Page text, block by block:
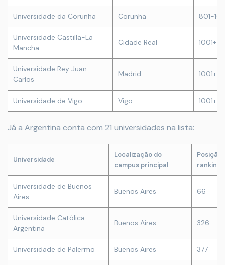
Universidade da Corunha Corunha 801-
Universidade Castilla-La
Mancha
Cidade Real 1001+
Universidade Rey Juan
Carlos
Madrid 1001+
Universidade de Vigo Vigo 1001+
Já a Argentina conta com 21 universidades na lista:
Universidade
Localização do
campus principal
Posição
ranking
Universidade de Buenos
Aires
Buenos Aires 66
Universidade Católica
Argentina
Buenos Aires 326
Universidade de Palermo Buenos Aires 377